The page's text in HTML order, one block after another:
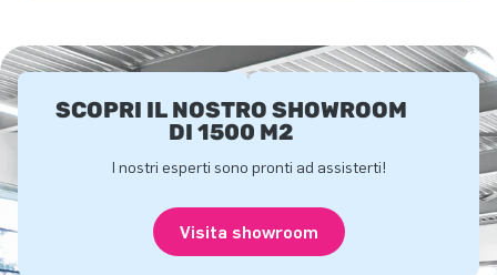
SCOPRI IL NOSTRO SHOWROOM
DI 1500 M2
I nostri esperti sono pronti ad assisterti!
Visita showroom